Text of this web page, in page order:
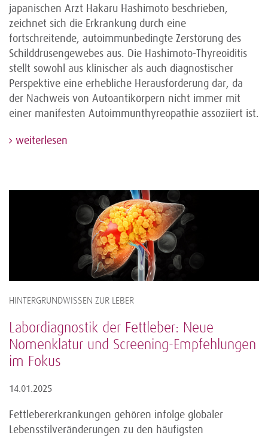
japanischen Arzt Hakaru Hashimoto beschrieben,
zeichnet sich die Erkrankung durch eine
fortschreitende, autoimmunbedingte Zerstörung des
Schilddrüsengewebes aus. Die Hashimoto-Thyreoiditis
stellt sowohl aus klinischer als auch diagnostischer
Perspektive eine erhebliche Herausforderung dar, da
der Nachweis von Autoantikörpern nicht immer mit
einer manifesten Autoimmunthyreopathie assoziiert ist.
weiterlesen
HINTERGRUNDWISSEN ZUR LEBER
Labordiagnostik der Fettleber: Neue
Nomenklatur und Screening-Empfehlungen
im Fokus
14.01.2025
Fettlebererkrankungen gehören infolge globaler
Lebensstilveränderungen zu den häufigsten